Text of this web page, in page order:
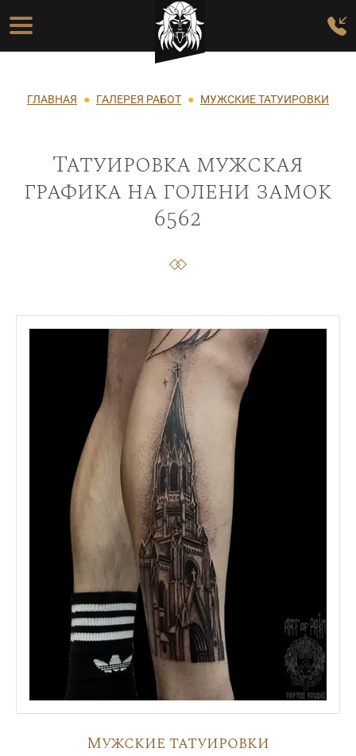
Перейти к основному содержанию
Основная навигация
Строка навигации
ГЛАВНАЯ ГАЛЕРЕЯ РАБОТ МУЖСКИЕ ТАТУИРОВКИ
Татуировка мужская
графика на голени замок
6562
Мужские татуировки